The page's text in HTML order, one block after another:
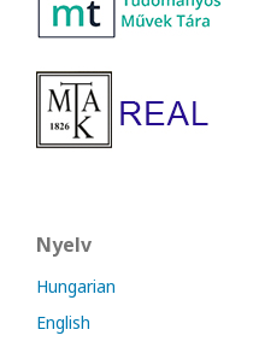
Nyelv
Hungarian
English